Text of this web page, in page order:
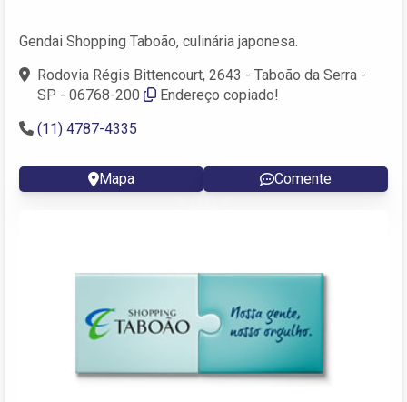
Gendai Shopping Taboão, culinária japonesa.
Rodovia Régis Bittencourt, 2643 - Taboão da Serra -
SP - 06768-200
Endereço copiado!
(11) 4787-4335
Mapa Comente